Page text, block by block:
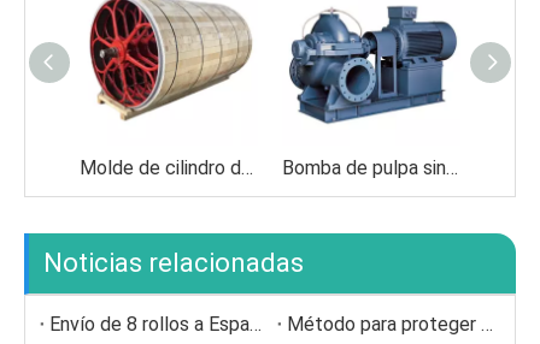
Molde de cilindro de máquina de papel Bomba de pulpa sin obstrucción de molinos de papel
Noticias relacionadas
Envío de 8 rollos a España.
Método para proteger Doctor Blade